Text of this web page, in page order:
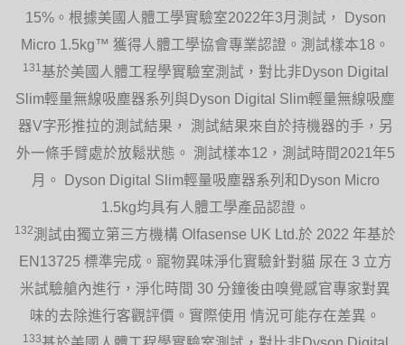
15%。根據美國人體工學實驗室2022年3月測試， Dyson
Micro 1.5kg™ 獲得人體工學協會專業認證。測試樣本18。
131 基於美國人體工程學實驗室測試，對比非Dyson Digital
Slim輕量無線吸塵器系列與Dyson Digital Slim輕量無線吸塵
器V字形推拉的測試結果， 測試結果來自於持機器的手，另
外一條手臂處於放鬆狀態。 測試樣本12，測試時間2021年5
月。 Dyson Digital Slim輕量吸塵器系列和Dyson Micro
1.5kg均具有人體工學產品認證。
132測試由獨立第三方機構 Olfasense UK Ltd.於 2022 年基於
EN13725 標準完成。寵物異味淨化實驗針對貓 尿在 3 立方
米試驗艙內進行，淨化時間 30 分鐘後由嗅覺感官專家對異
味的去除進行客觀評價。實際使用 情況可能存在差異。
133